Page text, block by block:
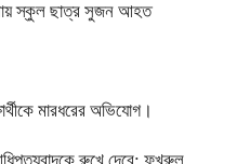
স্কুল ছাত্র সুজন আহত
মারধরের অভিযোগ।